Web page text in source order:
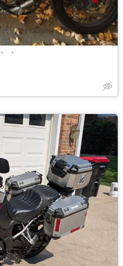
• •